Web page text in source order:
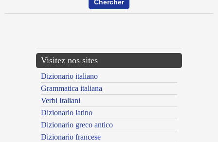
Visitez nos sites
Dizionario italiano
Grammatica italiana
Verbi Italiani
Dizionario latino
Dizionario greco antico
Dizionario francese